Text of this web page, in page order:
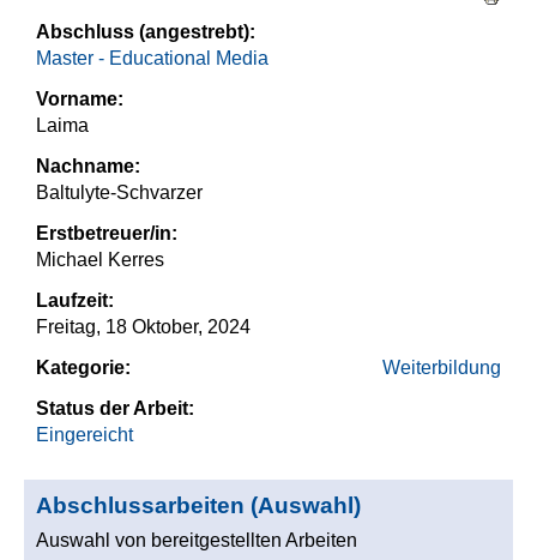
Abschluss (angestrebt):
Master - Educational Media
Vorname:
Laima
Nachname:
Baltulyte-Schvarzer
Erstbetreuer/in:
Michael Kerres
Laufzeit:
Freitag, 18 Oktober, 2024
Kategorie:
Weiterbildung
Status der Arbeit:
Eingereicht
Abschlussarbeiten (Auswahl)
Auswahl von bereitgestellten Arbeiten